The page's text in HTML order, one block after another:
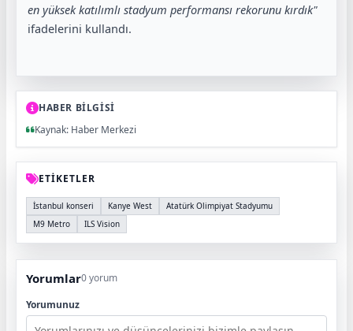
en yüksek katılımlı stadyum performansı rekorunu kırdık"
ifadelerini kullandı.
HABER BİLGİSİ
Kaynak: Haber Merkezi
ETİKETLER
İstanbul konseri Kanye West
Atatürk Olimpiyat Stadyumu
M9 Metro
ILS Vision
Yorumlar0 yorum
Yorumunuz